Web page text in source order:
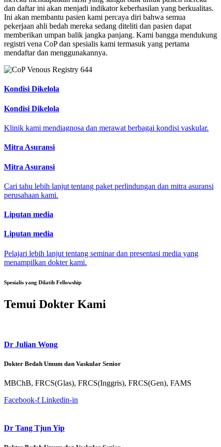
dan daftar ini akan menjadi indikator keberhasilan yang berkualitas.
Ini akan membantu pasien kami percaya diri bahwa semua
pekerjaan ahli bedah mereka sedang diteliti dan pasien dapat
memberikan umpan balik jangka panjang. Kami bangga mendukung
registri vena CoP dan spesialis kami termasuk yang pertama
mendaftar dan menggunakannya.
Kondisi Dikelola
Kondisi Dikelola
Klinik kami mendiagnosa dan merawat berbagai kondisi vaskular.
Mitra Asuransi
Mitra Asuransi
Cari tahu lebih lanjut tentang paket perlindungan dan mitra asuransi
perusahaan kami.
Liputan media
Liputan media
Pelajari lebih lanjut tentang seminar dan presentasi media yang
menampilkan dokter kami.
Spesialis yang Dilatih Fellowship
Temui Dokter Kami
Dr Julian Wong
Dokter Bedah Umum dan Vaskular Senior
MBChB, FRCS(Glas), FRCS(Inggris), FRCS(Gen), FAMS
Facebook-f Linkedin-in
Dr Tang Tjun Yip